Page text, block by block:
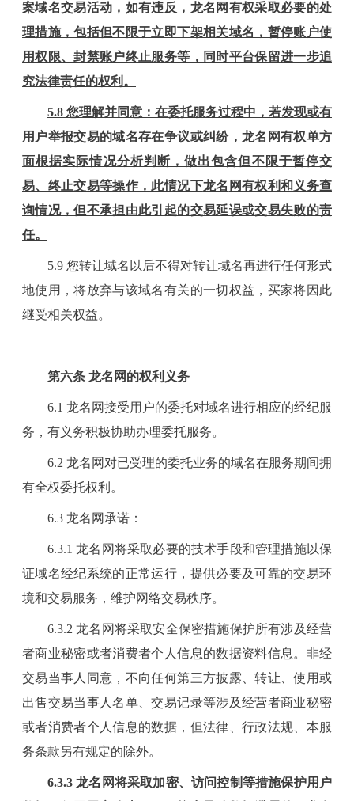
案域名交易活动，如有违反，龙名网有权采取必要的处
理措施，包括但不限于立即下架相关域名，暂停账户使
用权限、封禁账户终止服务等，同时平台保留进一步追
究法律责任的权利。
5.8 您理解并同意：在委托服务过程中，若发现或有
用户举报交易的域名存在争议或纠纷， 龙名 网有权单方
面根据实际情况分析判断，做出包含但不限于暂停交
易、终止交易等操作，此情况下龙名 网有权利和义务查
询情况，但不承担由此引起的交易延误或交易失败的责
任。
5.9 您转让域名以后不得对转让域名再进行任何形式
地使用，将放弃与该域名有关的一切权益，买家将因此
继受相关权益。
第六条 龙名网的权利义务
6.1 龙名网接受用户的委托对域名进行相应的经纪服
务，有义务积极协助办理委托服务。
6.2 龙名网对已受理的委托业务的域名在服务期间拥
有全权委托权利。
6.3 龙名网承诺：
6.3.1 龙名网将采取必要的技术手段和管理措施以保
证域名经纪系统的正常运行，提供必要及可靠的交易环
境和交易服务，维护网络交易秩序。
6.3.2 龙名网将采取安全保密措施保护所有涉及经营
者商业秘密或者消费者个人信息的数据资料信息。非经
交易当事人同意，不向任何第三方披露、转让、使用或
出售交易当事人名单、交易记录等涉及经营者商业秘密
或者消费者个人信息的数据，但法律、行政法规、本服
务条款另有规定的除外。
6.3.3 龙名网将采取加密、访问控制等措施保护用户